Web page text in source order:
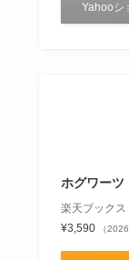
Yahooシ
ホグワー
楽天ブックス
¥3,590
（